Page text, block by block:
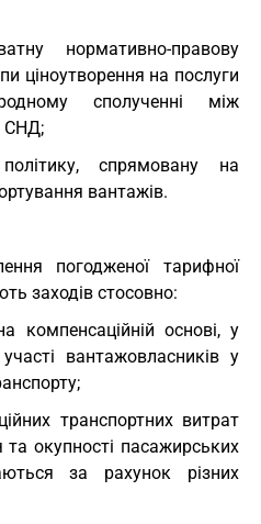
нормативно-правову
ціноутворення на послуги
сполученні між
СНД;
спрямовану на
вантажів.
погодженої тарифної
заходів стосовно:
компенсаційній основі, у
вантажовласників у
транспортних витрат
та окупності пасажирських
за рахунок різних